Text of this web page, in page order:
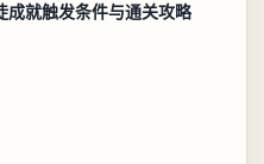
成就触发条件与通关攻略